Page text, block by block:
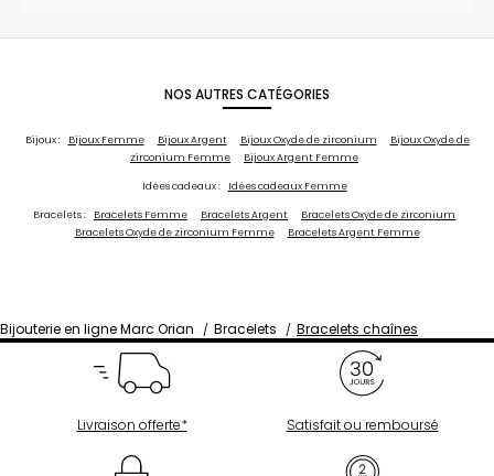
NOS AUTRES CATÉGORIES
Bijoux : Bijoux Femme Bijoux Argent Bijoux Oxyde de zirconium
Bijoux Oxyde de
zirconium Femme
Bijoux Argent Femme
Idées cadeaux : Idées cadeaux Femme
Bracelets : Bracelets Femme Bracelets Argent
Bracelets Oxyde de zirconium
Bracelets Oxyde de zirconium Femme
Bracelets Argent Femme
Bijouterie en ligne Marc Orian Bracelets Bracelets chaînes
Livraison offerte* Satisfait ou remboursé